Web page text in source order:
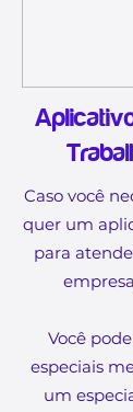
Caso você
quer um
para
Você
especiais
um